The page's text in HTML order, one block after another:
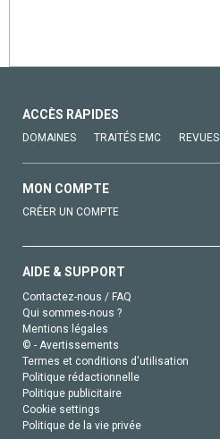
ACCÈS RAPIDES
DOMAINES TRAITÉS EMC REVUES
MON COMPTE
CRÉER UN COMPTE
AIDE & SUPPORT
Contactez-nous / FAQ
Qui sommes-nous ?
Mentions légales
© - Avertissements
Termes et conditions d'utilisation
Politique rédactionnelle
Politique publicitaire
Cookie settings
Politique de la vie privée